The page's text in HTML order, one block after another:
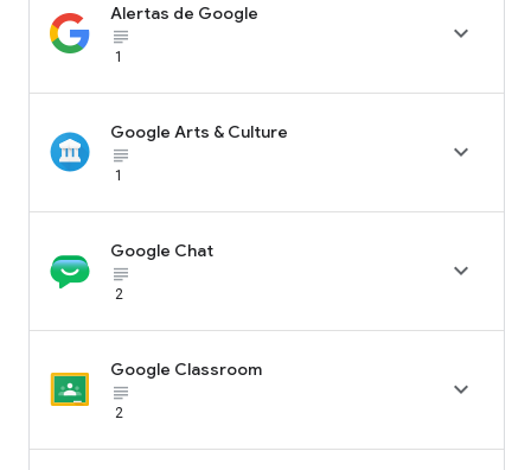
Alertas de Google
subject_black
1

Google Arts & Culture
subject_black
1

Google Chat
subject_black
2

Google Classroom
subject_black
2
